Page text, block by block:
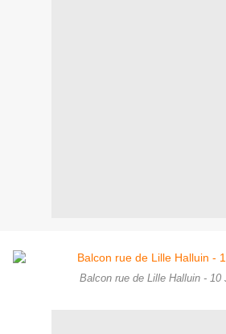
Balcon rue de Lille Halluin - 10